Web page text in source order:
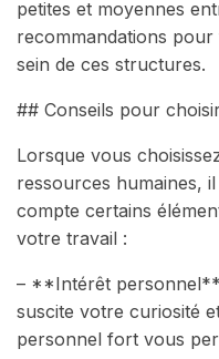
petites et moyennes
recommandations
sein de ces structures.
## Conseils pour
Lorsque vous
ressources humaines,
compte certains
votre travail :
– **Intérêt
suscite votre curiosité
personnel fort vous